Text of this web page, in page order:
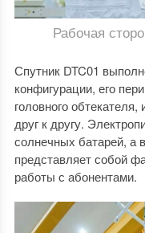
Рабочая
Спутник DTC01
конфигурации, его
головного
друг к другу.
солнечных батарей, а
представляет собой
работы с абонентами.